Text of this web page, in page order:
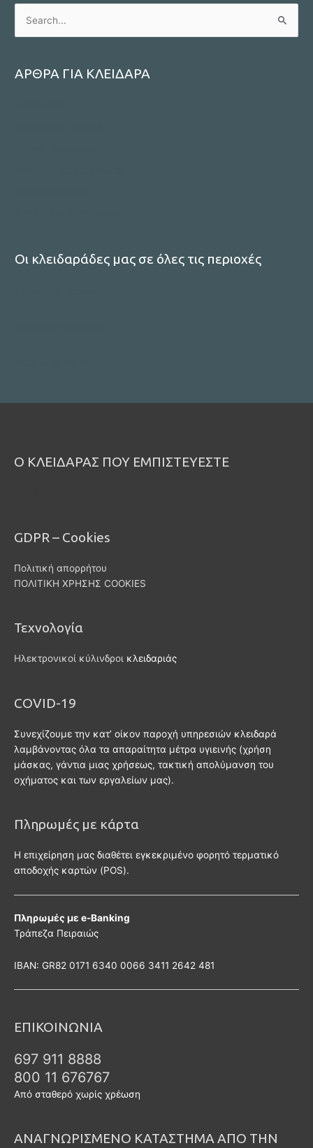
r
ΑΡΘΡΑ ΓΙΑ ΚΛΕΙΔΑΡΑ
Οι κλειδαράδες μας σε όλες τις περιοχές
Ο ΚΛΕΙΔΑΡΑΣ ΠΟΥ ΕΜΠΙΣΤΕΥΕΣΤΕ
GDPR – Cookies
Πολιτική απορρήτου
ΠΟΛΙΤΙΚΗ ΧΡΗΣΗΣ COOKIES
Τεχνολογία
Ηλεκτρονικοί κύλινδροι κλειδαριάς
COVID-19
Συνεχίζουμε την κατ’ οίκον παροχή υπηρεσιών κλειδαρά
λαμβάνοντας όλα τα απαραίτητα μέτρα υγιεινής (χρήση
μάσκας, γάντια μιας χρήσεως, τακτική απολύμανση του
οχήματος και των εργαλείων μας).
Πληρωμές με κάρτα
Η επιχείρηση μας διαθέτει εγκεκριμένο φορητό τερματικό
αποδοχής καρτών (POS).
Πληρωμές με e-Banking
Τράπεζα Πειραιώς
ΙΒΑΝ: GR82 0171 6340 0066 3411 2642 481
ΕΠΙΚΟΙΝΩΝΙΑ
697 911 8888
800 11 676767
Από σταθερό χωρίς χρέωση
ΑΝΑΓΝΩΡΙΣΜΕΝΟ ΚΑΤΑΣΤΗΜΑ ΑΠΟ ΤΗΝ